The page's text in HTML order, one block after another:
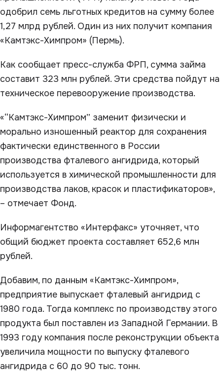
одобрил семь льготных кредитов на сумму более
1,27 млрд рублей. Один из них получит компания
«Камтэкс-Химпром» (Пермь).
Как сообщает пресс-служба ФРП, сумма займа
составит 323 млн рублей. Эти средства пойдут на
техническое перевооружение производства.
«“Камтэкс-Химпром” заменит физически и
морально изношенный реактор для сохранения
фактически единственного в России
производства фталевого ангидрида, который
используется в химической промышленности для
производства лаков, красок и пластификаторов»,
– отмечает Фонд.
Информагентство «Интерфакс» уточняет, что
общий бюджет проекта составляет 652,6 млн
рублей.
Добавим, по данным «Камтэкс-Химпром»,
предприятие выпускает фталевый ангидрид с
1980 года. Тогда комплекс по производству этого
продукта был поставлен из Западной Германии. В
1993 году компания после реконструкции объекта
увеличила мощности по выпуску фталевого
ангидрида с 60 до 90 тыс. тонн.